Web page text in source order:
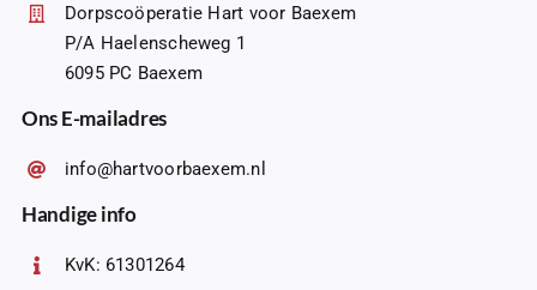
Dorpscoöperatie Hart voor Baexem
P/A Haelenscheweg 1
6095 PC Baexem
Ons E-mailadres
info@hartvoorbaexem.nl
Handige info
KvK: 61301264